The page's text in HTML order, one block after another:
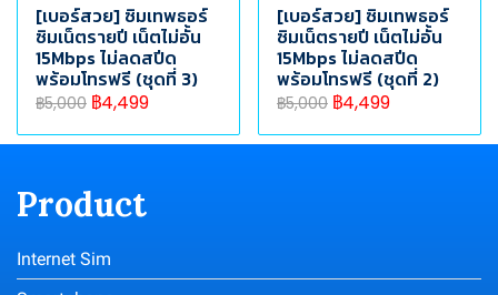
[เบอร์สวย] ซิมเทพธอร์
ซิมเน็ตรายปี เน็ตไม่อั้น
15Mbps ไม่ลดสปีด
พร้อมโทรฟรี (ชุดที่ 3)
฿5,000 ฿4,499
[เบอร์สวย] ซิมเทพธอร์
ซิมเน็ตรายปี เน็ตไม่อั้น
15Mbps ไม่ลดสปีด
พร้อมโทรฟรี (ชุดที่ 2)
฿5,000 ฿4,499
Product
Internet Sim